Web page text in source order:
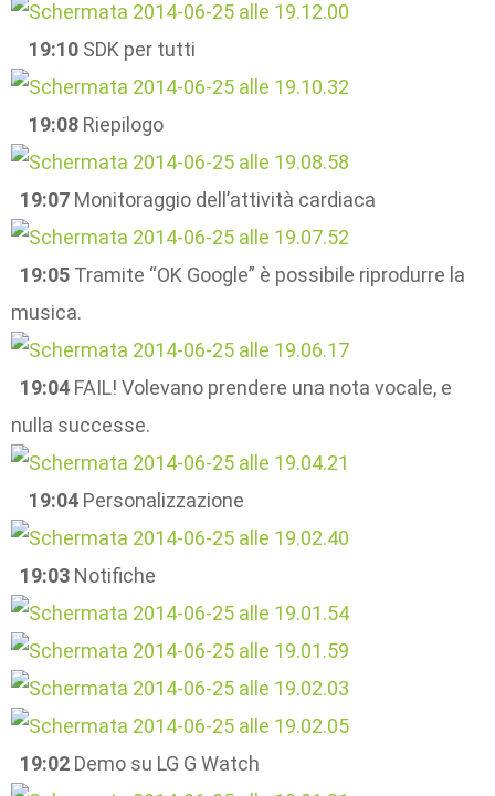
19:10 SDK per tutti
19:08 Riepilogo
19:07 Monitoraggio dell’attività cardiaca
19:05 Tramite “OK Google” è possibile riprodurre la
musica.
19:04 FAIL! Volevano prendere una nota vocale, e
nulla successe.
19:04 Personalizzazione
19:03 Notifiche
19:02 Demo su LG G Watch